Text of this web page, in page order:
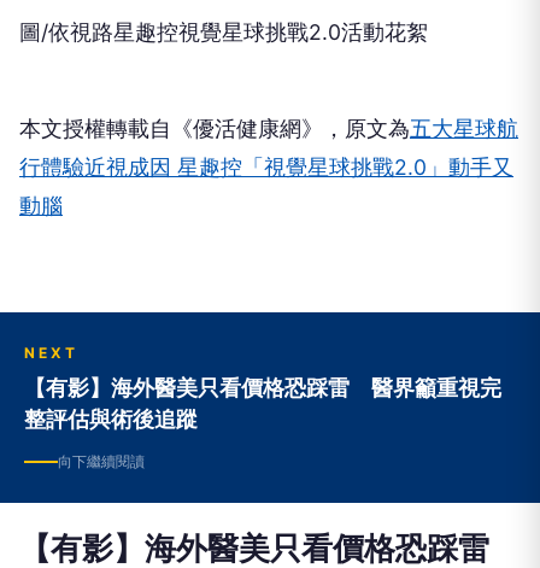
圖/依視路星趣控視覺星球挑戰2.0活動花絮
本文授權轉載自《優活健康網》，原文為五大星球航
行體驗近視成因 星趣控「視覺星球挑戰2.0」動手又
動腦
NEXT
【有影】海外醫美只看價格恐踩雷 醫界籲重視完
整評估與術後追蹤
向下繼續閱讀
【有影】海外醫美只看價格恐踩雷